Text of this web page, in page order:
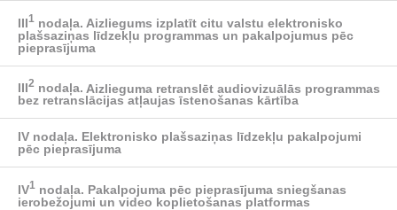
III1 nodaļa. Aizliegums izplatīt citu valstu elektronisko
plašsaziņas līdzekļu programmas un pakalpojumus pēc
pieprasījuma
III2 nodaļa. Aizlieguma retranslēt audiovizuālās programmas
bez retranslācijas atļaujas īstenošanas kārtība
IV nodaļa. Elektronisko plašsaziņas līdzekļu pakalpojumi
pēc pieprasījuma
IV1 nodaļa. Pakalpojuma pēc pieprasījuma sniegšanas
ierobežojumi un video koplietošanas platformas